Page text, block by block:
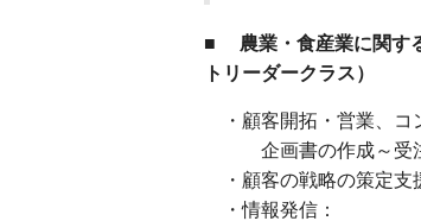
■ 農業・食産業に関す
トリーダークラス）
・顧客開拓・営業、コ
企画書の作成～受注
・顧客の戦略の策定支
・情報発信：